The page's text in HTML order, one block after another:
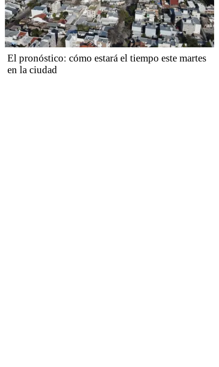
El pronóstico: cómo estará el tiempo este martes
en la ciudad